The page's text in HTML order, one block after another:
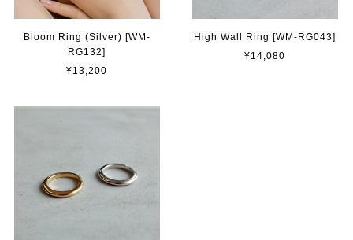
Bloom Ring (Silver) [WM-
RG132]
¥13,200
High Wall Ring [WM-RG043]
¥14,080